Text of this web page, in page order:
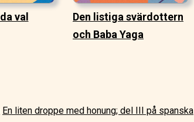
val
Den listiga svärdottern
och Baba Yaga
En liten droppe med honung; del III på spanska